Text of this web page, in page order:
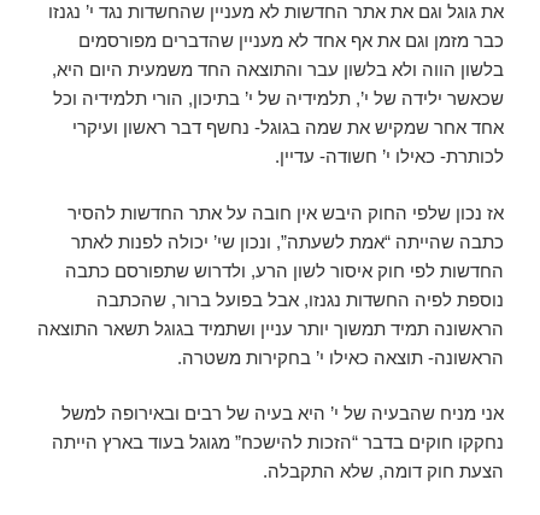
את גוגל וגם את אתר החדשות לא מעניין שהחשדות נגד י’ נגנזו
כבר מזמן וגם את אף אחד לא מעניין שהדברים מפורסמים
בלשון הווה ולא בלשון עבר והתוצאה החד משמעית היום היא,
שכאשר ילידה של י’, תלמידיה של י’ בתיכון, הורי תלמידיה וכל
אחד אחר שמקיש את שמה בגוגל- נחשף דבר ראשון ועיקרי
לכותרת- כאילו י’ חשודה- עדיין.
אז נכון שלפי החוק היבש אין חובה על אתר החדשות להסיר
כתבה שהייתה “אמת לשעתה”, ונכון שי’ יכולה לפנות לאתר
החדשות לפי חוק איסור לשון הרע, ולדרוש שתפורסם כתבה
נוספת לפיה החשדות נגנזו, אבל בפועל ברור, שהכתבה
הראשונה תמיד תמשוך יותר עניין ושתמיד בגוגל תשאר התוצאה
הראשונה- תוצאה כאילו י’ בחקירות משטרה.
אני מניח שהבעיה של י’ היא בעיה של רבים ובאירופה למשל
נחקקו חוקים בדבר “הזכות להישכח” מגוגל בעוד בארץ הייתה
הצעת חוק דומה, שלא התקבלה.